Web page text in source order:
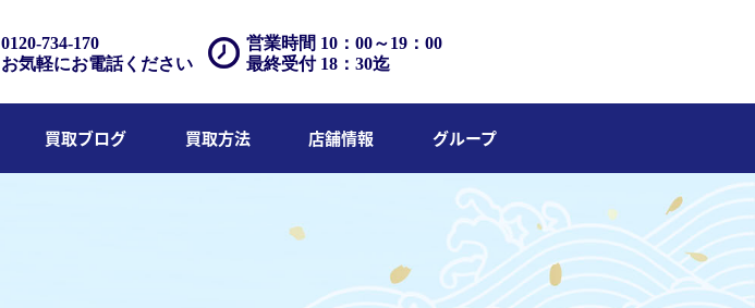
営業時間 10：00～19：00
最終受付 18：30迄
0120-734-170
お気軽にお電話ください
買取ブログ 買取方法 店舗情報 グループ